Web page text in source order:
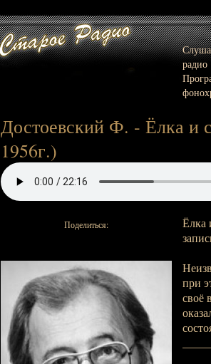
радио
Достоевский Ф. - Ёлка и
1956г.)
Поделиться:
Ёлка
при
своё